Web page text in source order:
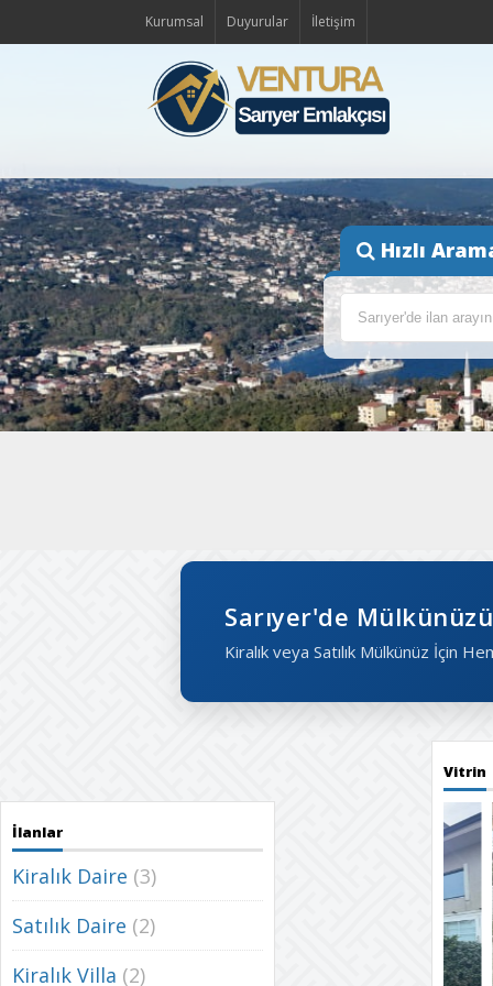
Kurumsal Duyurular İletişim
Hızlı
Sarıyer'de
Kiralık veya Satılık Mülkünüz İçin
Vitrin
İlanlar
Kiralık Daire (3)
Satılık Daire (2)
Kiralık Villa (2)